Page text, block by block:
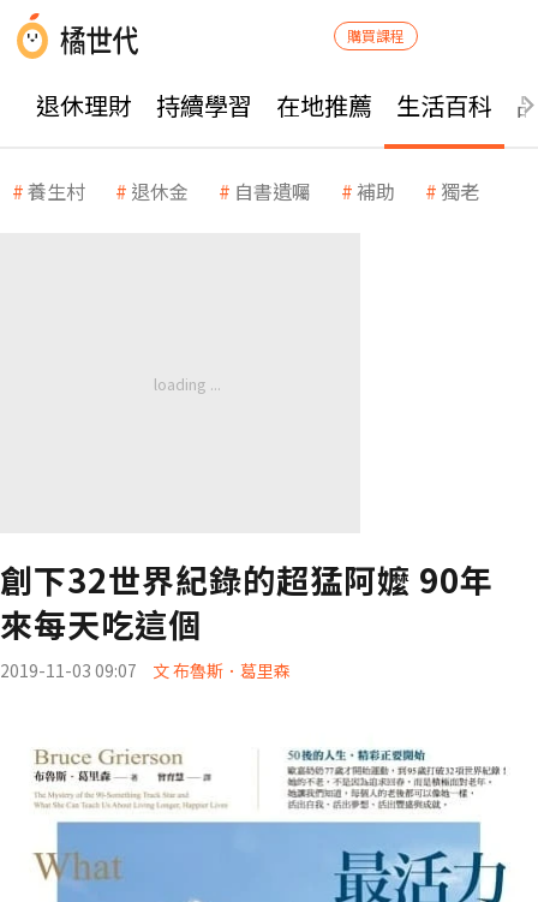
購買課程
退休理財 持續學習 在地推薦 生活百科
養生村 退休金 自書遺囑 補助 獨老
創下32世界紀錄的超猛阿嬤 90年
來每天吃這個
2019-11-03 09:07 文 布魯斯．葛里森